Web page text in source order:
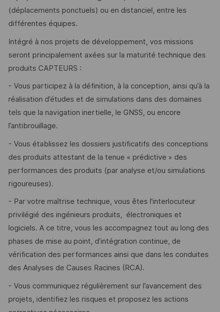
(déplacements ponctuels) ou en distanciel, entre les
différentes équipes.
Intégré à nos projets de développement, vos missions
seront principalement axées sur la maturité technique des
produits CAPTEURS :
- Vous participez à la définition, à la conception, ainsi qu’à la
réalisation d’études et de simulations dans des domaines
tels que la navigation inertielle, le GNSS, ou encore
l’antibrouillage.
- Vous établissez les dossiers justificatifs des conceptions
des produits attestant de la tenue « prédictive » des
performances des produits (par analyse et/ou simulations
rigoureuses).
- Par votre maîtrise technique, vous êtes l'interlocuteur
privilégié des ingénieurs produits, électroniques et
logiciels. A ce titre, vous les accompagnez tout au long des
phases de mise au point, d’intégration continue, de
vérification des performances ainsi que dans les conduites
des Analyses de Causes Racines (RCA).
- Vous communiquez régulièrement sur l’avancement des
projets, identifiez les risques et proposez les actions